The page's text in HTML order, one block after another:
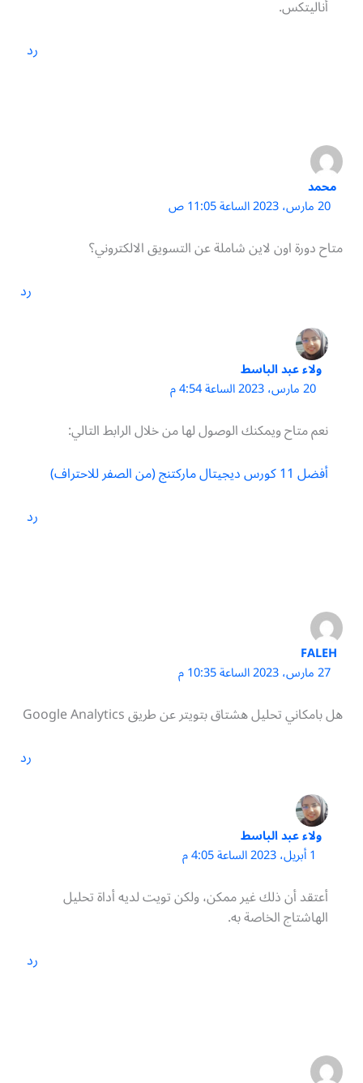
أناليتكس.
رد
محمد
20 مارس، 2023 الساعة 11:05 ص
متاح دورة اون لاين شاملة عن التسويق الالكتروني؟
رد
ولاء عبد الباسط
20 مارس، 2023 الساعة 4:54 م
نعم متاح ويمكنك الوصول لها من خلال الرابط التالي:
أفضل 11 كورس ديجيتال ماركتنج (من الصفر للاحتراف)
رد
FALEH
27 مارس، 2023 الساعة 10:35 م
هل بامكاني تحليل هشتاق بتويتر عن طريق Google Analytics
رد
ولاء عبد الباسط
1 أبريل، 2023 الساعة 4:05 م
أعتقد أن ذلك غير ممكن، ولكن تويت لديه أداة تحليل
الهاشتاج الخاصة به.
رد